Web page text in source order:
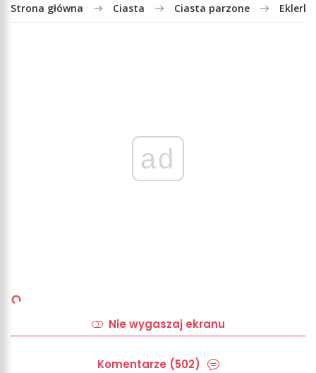
Strona główna Ciasta Ciasta parzone Eklerki
ad
Nie wygaszaj ekranu
Komentarze (502)